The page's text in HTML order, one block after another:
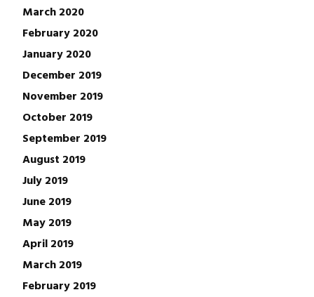
March 2020
February 2020
January 2020
December 2019
November 2019
October 2019
September 2019
August 2019
July 2019
June 2019
May 2019
April 2019
March 2019
February 2019